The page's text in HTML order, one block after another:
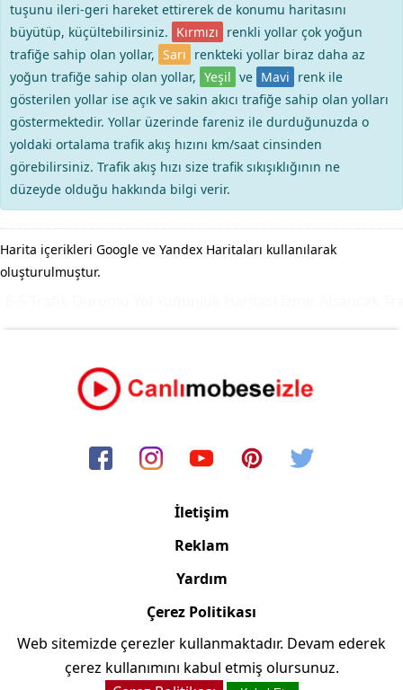
tuşunu ileri-geri hareket ettirerek de konumu haritasını
büyütüp, küçültebilirsiniz. Kırmızı renkli yollar çok yoğun
trafiğe sahip olan yollar, Sarı renkteki yollar biraz daha az
yoğun trafiğe sahip olan yollar, Yeşil ve Mavi renk ile
gösterilen yollar ise açık ve sakin akıcı trafiğe sahip olan yolları
göstermektedir. Yollar üzerinde fareniz ile durduğunuzda o
yoldaki ortalama trafik akış hızını km/saat cinsinden
görebilirsiniz. Trafik akış hızı size trafik sıkışıklığının ne
düzeyde olduğu hakkında bilgi verir.
Harita içerikleri Google ve Yandex Haritaları kullanılarak
oluşturulmuştur.
İletişim
Reklam
Yardım
Çerez Politikası
Copyright © 2006/2024 Canlimobeseizle.net
Web sitemizde çerezler kullanmaktadır. Devam ederek
çerez kullanımını kabul etmiş olursunuz.